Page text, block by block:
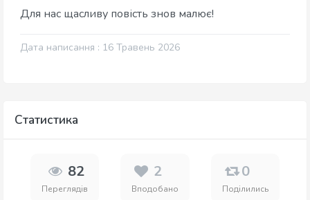
Для нас щасливу повість знов малює!
Дата написання : 16 Травень 2026
Статистика
82
Переглядів
2
Вподобано
0
Поділились